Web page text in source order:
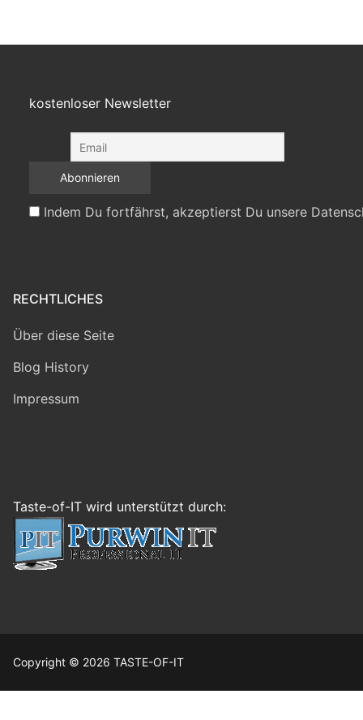
kostenloser Newsletter
Indem Du fortfährst, akzeptierst Du unsere
RECHTLICHES
Über diese Seite
Blog History
Impressum
Taste-of-IT wird unterstützt durch:
Copyright © 2026 TASTE-OF-IT